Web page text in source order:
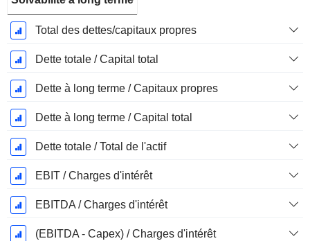
Total des dettes/capitaux propres
Dette totale / Capital total
Dette à long terme / Capitaux propres
Dette à long terme / Capital total
Dette totale / Total de l'actif
EBIT / Charges d'intérêt
EBITDA / Charges d'intérêt
(EBITDA - Capex) / Charges d'intérêt